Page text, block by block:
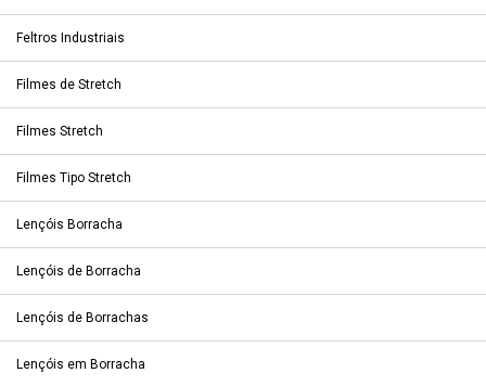
Feltros Industriais
Filmes de Stretch
Filmes Stretch
Filmes Tipo Stretch
Lençóis Borracha
Lençóis de Borracha
Lençóis de Borrachas
Lençóis em Borracha